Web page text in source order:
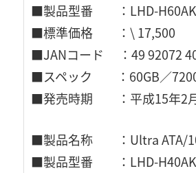
■製品型番 ：LHD-H60AK
■標準価格 ：\ 17,500
■JANコード ：49 92072
■スペック ：60GB／
■発売時期 ：平成15年2月
■製品名称 ：Ultra ATA/
■製品型番 ：LHD-H40AK